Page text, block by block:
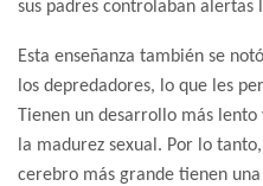
sus padres controlaban
Esta enseñanza también se
los depredadores, lo que les
Tienen un desarrollo más
la madurez sexual. Por lo
cerebro más grande tienen